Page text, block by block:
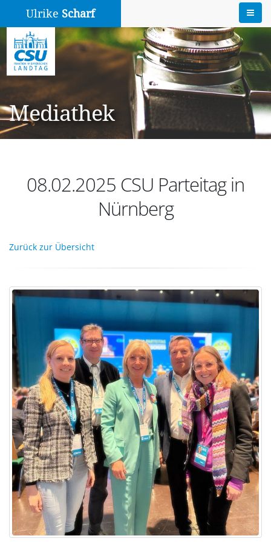
Ulrike Scharf
Mediathek
08.02.2025 CSU Parteitag in
Nürnberg
Zurück zur Übersicht